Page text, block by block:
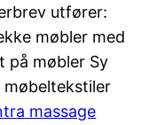
utfører:
møbler med
på møbler Sy
massage